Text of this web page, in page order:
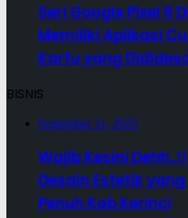
Seri Google Pixel 9
Memiliki Aplikasi
Kartu yang
BISNIS
September 11, 2025
Wajib Kesini
Desain Estetik
Penuh Kab Kerinci